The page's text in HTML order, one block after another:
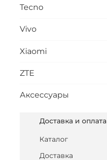
Tecno
Vivo
Xiaomi
ZTE
Аксессуары
Доставка и оплата
Каталог
Доставка